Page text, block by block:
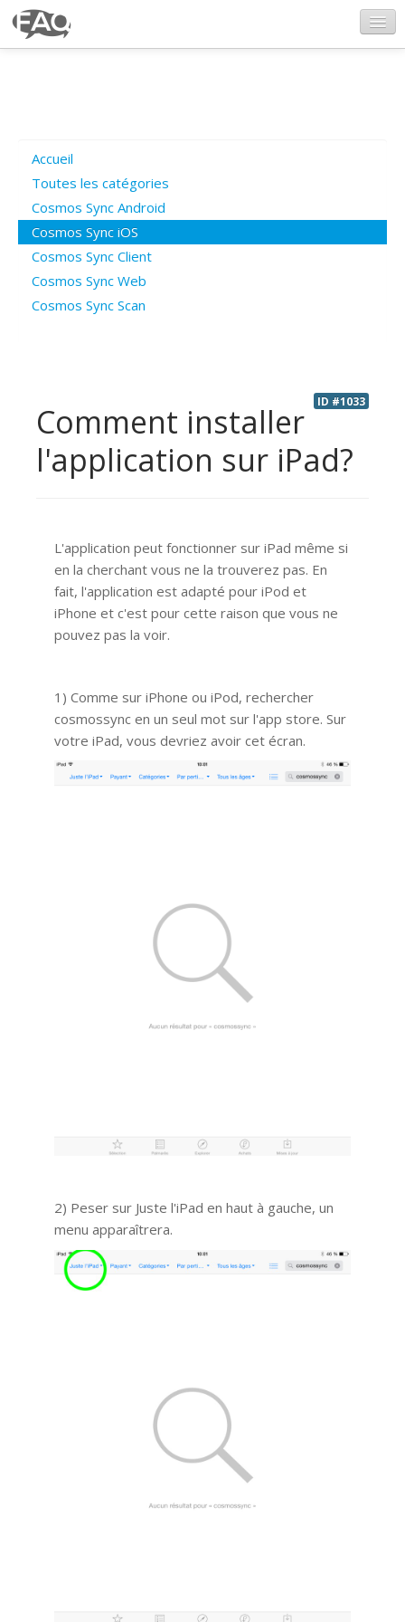
Poser une question
Questions ouvertes
Connexion
Accueil
Toutes les catégories
Cosmos Sync Android
Cosmos Sync iOS
Cosmos Sync Client
Cosmos Sync Web
Cosmos Sync Scan
ID #1033
Comment installer
l'application sur iPad?
L'application peut fonctionner sur iPad même si
en la cherchant vous ne la trouverez pas. En
fait, l'application est adapté pour iPod et
iPhone et c'est pour cette raison que vous ne
pouvez pas la voir.
1) Comme sur iPhone ou iPod, rechercher
cosmossync en un seul mot sur l'app store. Sur
votre iPad, vous devriez avoir cet écran.
2) Peser sur Juste l'iPad en haut à gauche, un
menu apparaîtrera.